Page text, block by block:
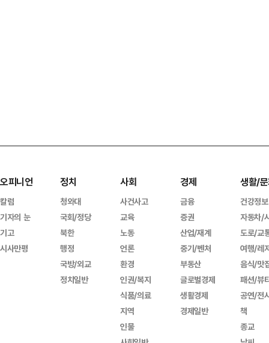
오피니언
칼럼
기자의 눈
기고
시사만평
정치
청와대
국회/정당
북한
행정
국방/외교
정치일반
사회
사건사고
교육
노동
언론
환경
인권/복지
식품/의료
지역
인물
경제
금융
증권
산업/재계
중기/벤처
부동산
글로벌경제
생활경제
경제일반
생활/
건강정보
자동차/
도로/교
여행/레
음식/맛
패션/뷰
공연/전
책
종교